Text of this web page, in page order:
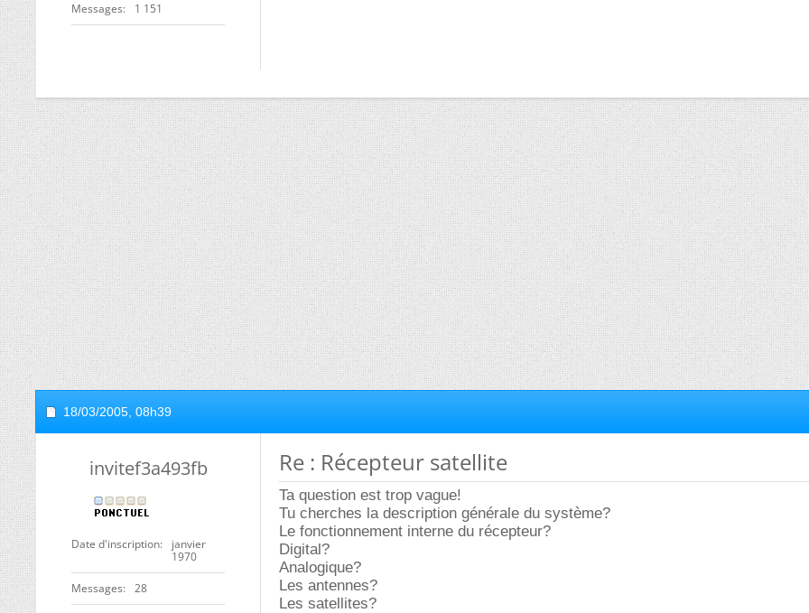
Messages 1 151
18/03/2005, 08h39
invitef3a493fb
Date d'inscription
janvier
1970
Messages 28
Re : Récepteur satellite
Ta question est trop vague!
Tu cherches la description générale du système?
Le fonctionnement interne du récepteur?
Digital?
Analogique?
Les antennes?
Les satellites?